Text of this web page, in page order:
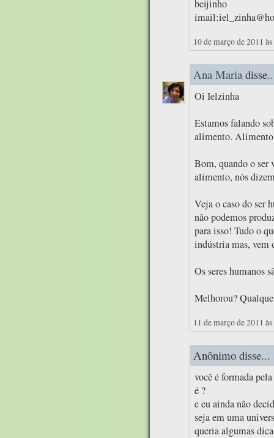
beijinho
10 de março de 2011
Ana Maria
Oi Ielzinha
Estamos falando
alimento. Alimento
Bom, quando o ser
alimento, nós
Veja o caso do ser
não podemos
para isso! Tudo o
indústria mas, vem
Os seres humanos
Melhorou?
11 de março de 2011
Anônimo disse...
você é formada
é ?
e eu ainda não
seja em uma
queria algumas